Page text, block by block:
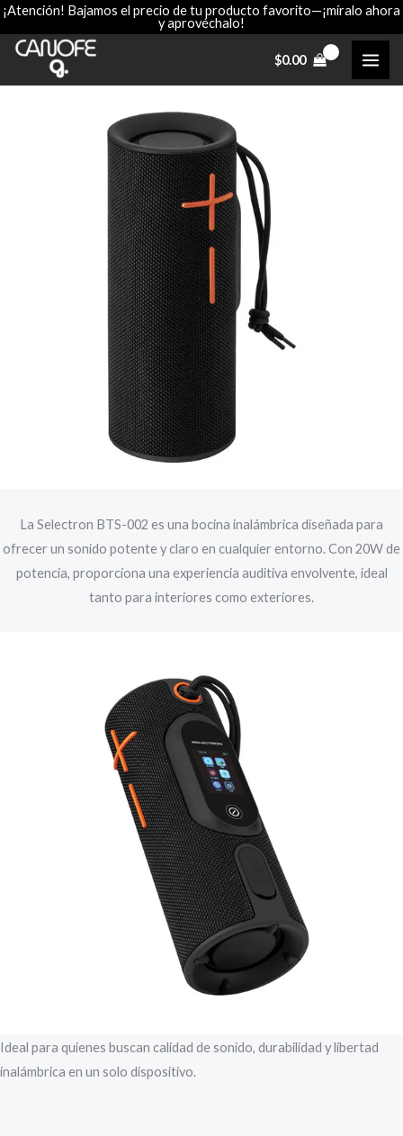
¡Atención! Bajamos el precio de tu producto favorito—¡míralo ahora
y aprovéchalo!
Ir
al
contenido
$0.00
La Selectron BTS-002 es una bocina inalámbrica diseñada para
ofrecer un sonido potente y claro en cualquier entorno. Con 20W de
potencia, proporciona una experiencia auditiva envolvente, ideal
tanto para interiores como exteriores.
Ideal para quienes buscan calidad de sonido, durabilidad y libertad
inalámbrica en un solo dispositivo.